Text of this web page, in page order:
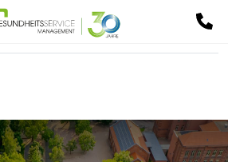
Kassen-